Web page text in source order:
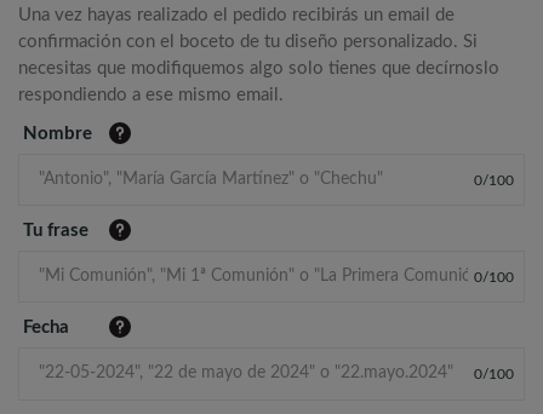
Una vez hayas realizado el pedido recibirás un email de
confirmación con el boceto de tu diseño personalizado. Si
necesitas que modifiquemos algo solo tienes que decírnoslo
respondiendo a ese mismo email.
Nombre
0/100
Tu frase
0/100
Fecha
0/100